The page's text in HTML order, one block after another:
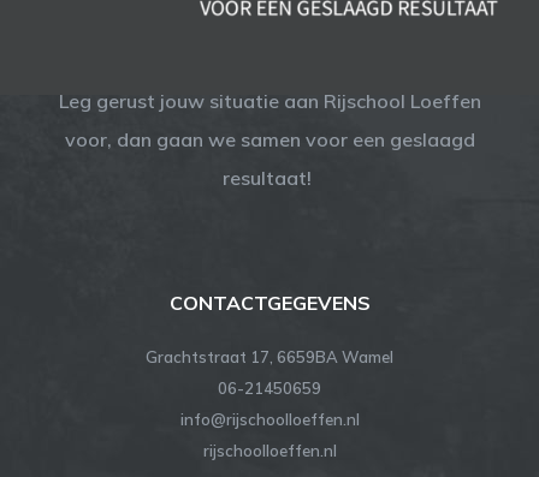
Leg gerust jouw situatie aan Rijschool Loeffen
voor, dan gaan we samen voor een geslaagd
resultaat!
CONTACTGEGEVENS
Grachtstraat 17, 6659BA Wamel
06-21450659
info@rijschoolloeffen.nl
rijschoolloeffen.nl